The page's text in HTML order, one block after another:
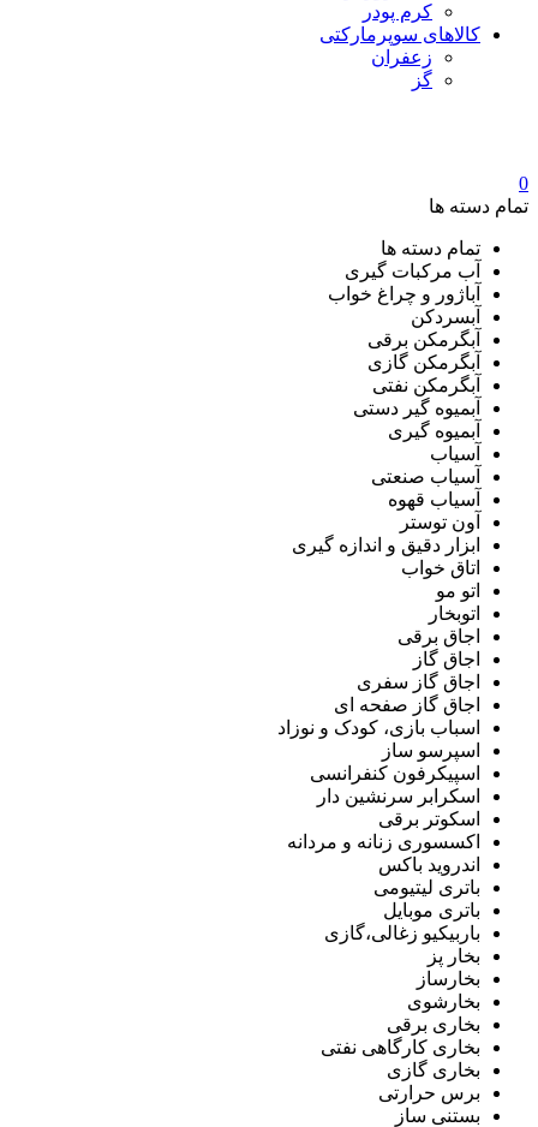
کرم پودر
کالاهای سوپرمارکتی
زعفران
گز
0
تمام دسته ها
تمام دسته ها
آب مرکبات گیری
آباژور و چراغ خواب
آبسردکن
آبگرمکن برقی
آبگرمکن گازی
آبگرمکن نفتی
آبمیوه گیر دستی
آبمیوه گیری
آسیاب
آسیاب صنعتی
آسیاب قهوه
آون توستر
ابزار دقیق و اندازه گیری
اتاق خواب
اتو مو
اتوبخار
اجاق برقی
اجاق گاز
اجاق گاز سفری
اجاق گاز صفحه ای
اسباب بازی، کودک و نوزاد
اسپرسو ساز
اسپیکرفون کنفرانسی
اسکرابر سرنشین دار
اسکوتر برقی
اکسسوری زنانه و مردانه
اندروید باکس
باتری لیتیومی
باتری موبایل
باربیکیو زغالی،گازی
بخار پز
بخارساز
بخارشوی
بخاری برقی
بخاری کارگاهی نفتی
بخاری گازی
برس حرارتی
بستنی ساز